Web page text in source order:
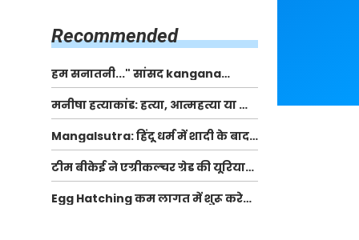
Recommended
हम सनातनी..." सांसद kangana
Ranaut से क्या बोली लड़की? Viral
Jantar-Mantar | CJP protest
मनीषा हत्याकांड: हत्या, आत्महत्या या कोई बड़ा राज?
| Full Story | Josh Haryana
Mangalsutra: हिंदू धर्म में शादी के बाद
मंगलसूत्र क्यों पहनती है महिलाएं, किसने
शुरु की ये परंपरा
टीम बीकेई ने एग्रीकल्चर ग्रेड की यूरिया
खाद गट्टों में बदलकर टेक्निकल ग्रेड में
बेचने वालों पर करवाई कार्रवाई:
Egg Hatching कम लागत में शुरू करे